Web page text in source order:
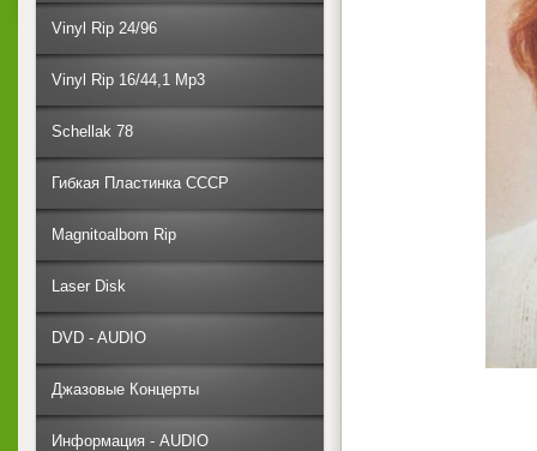
Vinyl Rip 24/96
Vinyl Rip 16/44,1 Mp3
Schellak 78
Гибкая Пластинка СССР
Magnitoalbom Rip
Laser Disk
DVD - AUDIO
Джазовые Концерты
Информация - AUDIO